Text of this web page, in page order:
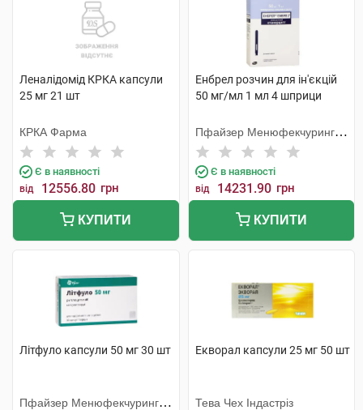
Леналідомід КРКА капсули
25 мг 21 шт
КРКА Фарма
Є в наявності
від 12556.80 грн
КУПИТИ
Енбрел розчин для ін'єкцій
50 мг/мл 1 мл 4 шприци
Пфайзер Менюфекчуринг
Бельгія
Є в наявності
від 14231.90 грн
КУПИТИ
Літфуло капсули 50 мг 30 шт
Пфайзер Менюфекчуринг
Екворал капсули 25 мг 50 шт
Тева Чех Індастріз